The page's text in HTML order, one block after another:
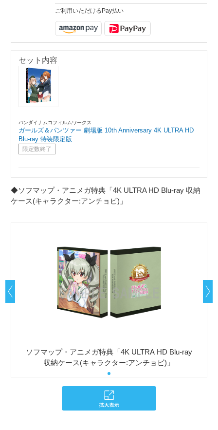
ご利用いただけるPay払い
セット内容
バンダイナムコフィルムワークス
ガールズ＆パンツァー 劇場版 10th Anniversary 4K ULTRA HD
Blu-ray 特装限定版
限定数終了
◆ソフマップ・アニメガ特典「4K ULTRA HD Blu-ray 収納
ケース(キャラクター:アンチョビ)」
ソフマップ・アニメガ特典「4K ULTRA HD Blu-ray
収納ケース(キャラクター:アンチョビ)」